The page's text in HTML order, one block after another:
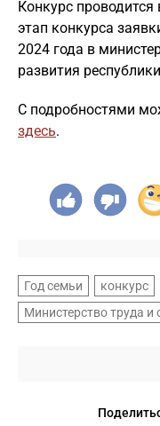
Конкурс
этап конкурса
2024 года в
развития
С подробностями
здесь.
Год семьи
конкурс
Министерство труда